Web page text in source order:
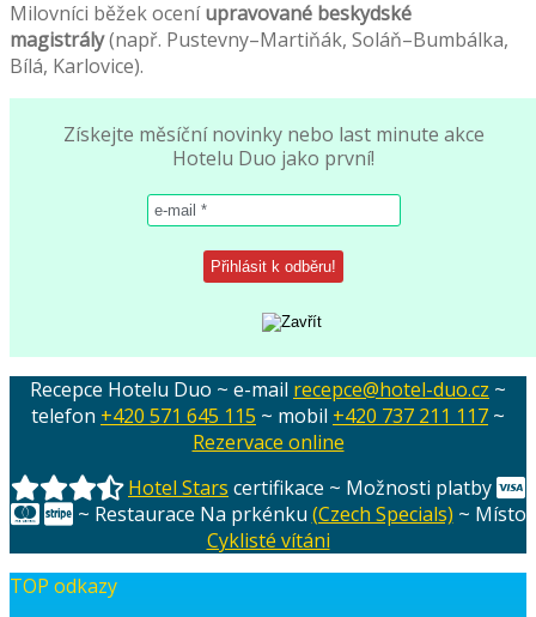
Milovníci běžek oceníupravované beskydské
magistrály(např. Pustevny–Martiňák, Soláň–Bumbálka,
Bílá, Karlovice).
Získejte měsíční novinky nebo last minute akce
Hotelu Duo jako první!
Recepce Hotelu Duo ~ e-mail recepce@hotel-duo.cz ~
telefon +420 571 645 115 ~ mobil +420 737 211 117 ~
Rezervace online
Hotel Stars certifikace ~ Možnosti platby
~ Restaurace Na prkénku (Czech Specials) ~ Místo
Cyklisté vítáni
TOP odkazy